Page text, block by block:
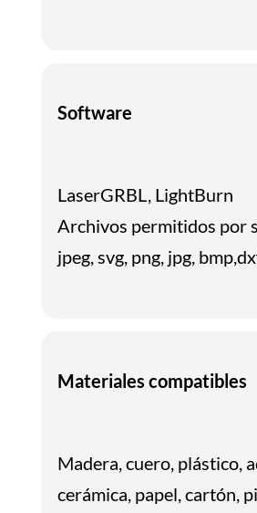
Software
LaserGRBL, LightBurn
Archivos permitidos por
jpeg, svg, png, jpg,
Materiales compatibles
Madera, cuero, plástico,
cerámica, papel, cartón,